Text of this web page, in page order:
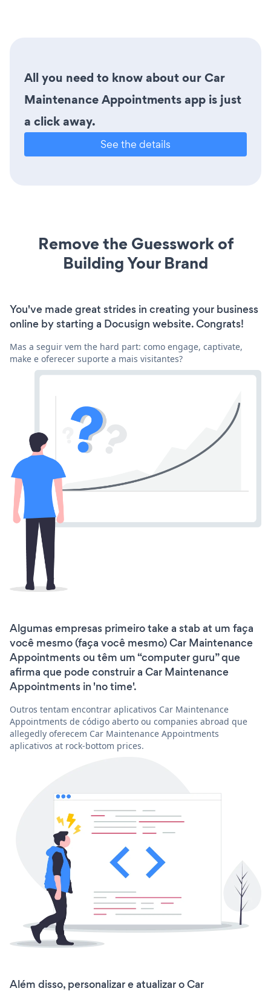
All you need to know about our Car
Maintenance Appointments app is just
a click away.
See the details
Remove the Guesswork of
Building Your Brand
You've made great strides in creating your business
online by starting a Docusign website. Congrats!
Mas a seguir vem the hard part: como engage, captivate,
make e oferecer suporte a mais visitantes?
Algumas empresas primeiro take a stab at um faça
você mesmo (faça você mesmo) Car Maintenance
Appointments ou têm um “computer guru” que
afirma que pode construir a Car Maintenance
Appointments in 'no time'.
Outros tentam encontrar aplicativos Car Maintenance
Appointments de código aberto ou companies abroad que
allegedly oferecem Car Maintenance Appointments
aplicativos at rock-bottom prices.
Além disso, personalizar e atualizar o Car